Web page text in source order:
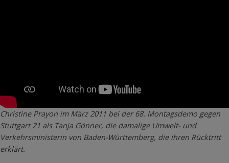
Christine Prayon im März 2011 bei der 68. Montagsdemo gegen
Stuttgart 21 als Tanja Gönner, die damalige Umwelt- und
Verkehrsministerin von Baden-Württemberg, die ihren Rücktritt
erklärt.